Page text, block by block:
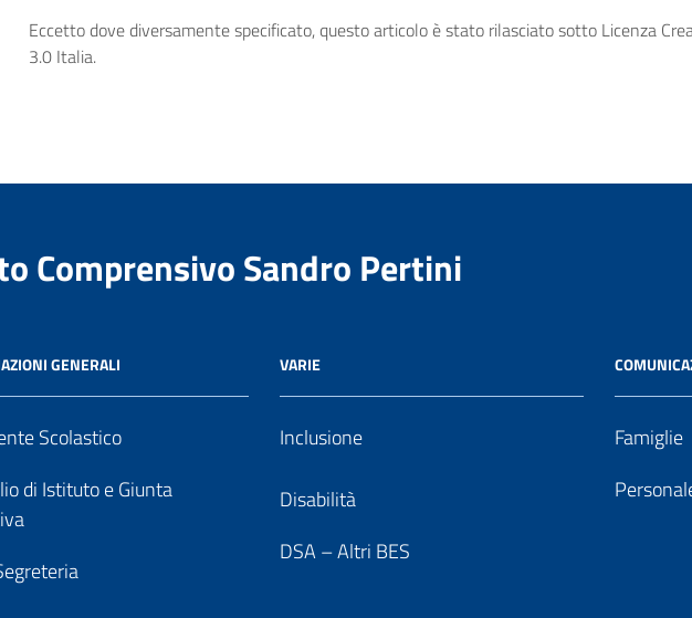
Eccetto dove diversamente specificato, questo articolo è stato rilasciato sotto Licenza
3.0 Italia.
Comprensivo Sandro Pertini
GENERALI
Scolastico
di Istituto e Giunta
VARIE
Inclusione
Disabilità
DSA – Altri BES
Famiglie